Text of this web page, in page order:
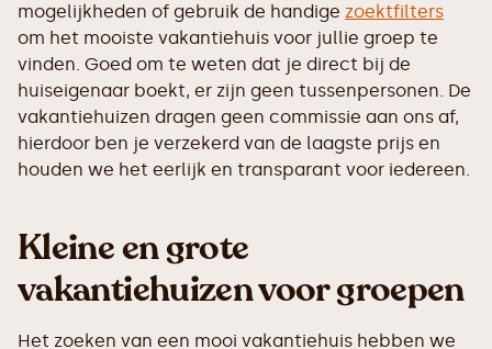
mogelijkheden of gebruik de handige zoektfilters
om het mooiste vakantiehuis voor jullie groep te
vinden. Goed om te weten dat je direct bij de
huiseigenaar boekt, er zijn geen tussenpersonen. De
vakantiehuizen dragen geen commissie aan ons af,
hierdoor ben je verzekerd van de laagste prijs en
houden we het eerlijk en transparant voor iedereen.
Kleine en grote
vakantiehuizen voor groepen
Het zoeken van een mooi vakantiehuis hebben we